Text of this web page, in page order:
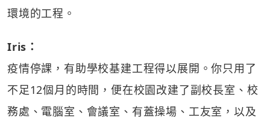
環境的工程。
Iris：
疫情停課，有助學校基建工程得以展開。你只用了
不足12個月的時間，便在校園改建了副校長室、校
務處、電腦室、會議室、有蓋操場、工友室，以及